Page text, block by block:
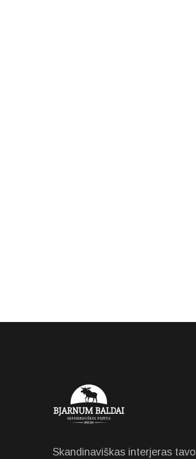
Skandinaviškas interjeras tavo